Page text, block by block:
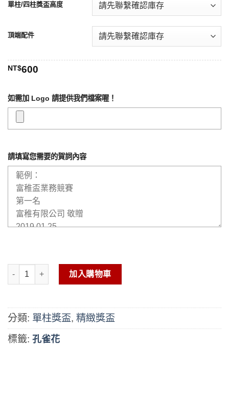
單柱/四柱獎盃高度
頂端配件
NT$600
如需加 Logo 請提供我們檔案喔！
請填寫您需要的賀詞內容
單柱獎盃-GF-93FS 數量
加入購物車
分類: 單柱獎盃, 精緻獎盃
標籤: 孔雀花